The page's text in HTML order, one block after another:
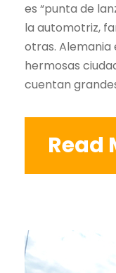
es “punta de
la automotriz,
otras. Alemania
hermosas
cuentan
Read